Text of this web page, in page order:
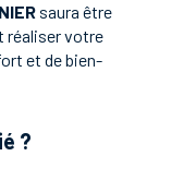
saura être
réaliser votre
et de bien-
?